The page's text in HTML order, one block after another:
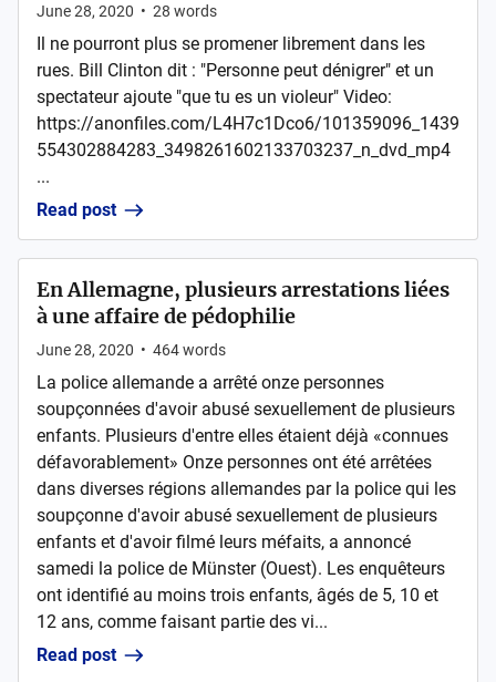
June 28, 2020 • 28 words
Il ne pourront plus se promener librement dans les
rues. Bill Clinton dit : "Personne peut dénigrer" et un
spectateur ajoute "que tu es un violeur" Video:
https://anonfiles.com/L4H7c1Dco6/101359096_1439
554302884283_3498261602133703237_n_dvd_mp4
...
Read post
En Allemagne, plusieurs arrestations liées
à une affaire de pédophilie
June 28, 2020 • 464words
La police allemande a arrêté onze personnes
soupçonnées d'avoir abusé sexuellement de plusieurs
enfants. Plusieurs d'entre elles étaient déjà «connues
défavorablement» Onze personnes ont été arrêtées
dans diverses régions allemandes par la police qui les
soupçonne d'avoir abusé sexuellement de plusieurs
enfants et d'avoir filmé leurs méfaits, a annoncé
samedi la police de Münster (Ouest). Les enquêteurs
ont identifié au moins trois enfants, âgés de 5, 10 et
12 ans, comme faisant partie des vi...
Read post